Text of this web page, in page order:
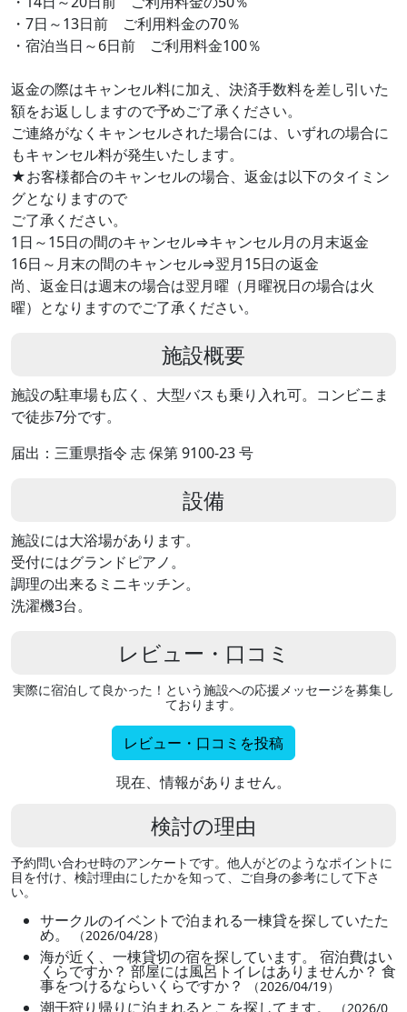
・7日～13日前 ご利用料金の70％
・宿泊当日～6日前 ご利用料金100％
返金の際はキャンセル料に加え、決済手数料を差し引いた
額をお返ししますので予めご了承ください。
ご連絡がなくキャンセルされた場合には、いずれの場合に
もキャンセル料が発生いたします。
★お客様都合のキャンセルの場合、返金は以下のタイミン
グとなりますので
ご了承ください。
1日～15日の間のキャンセル⇒キャンセル月の月末返金
16日～月末の間のキャンセル⇒翌月15日の返金
尚、返金日は週末の場合は翌月曜（月曜祝日の場合は火
曜）となりますのでご了承ください。
施設概要
施設の駐車場も広く、大型バスも乗り入れ可。コンビニま
で徒歩7分です。
届出：三重県指令 志 保第 9100-23 号
設備
施設には大浴場があります。
受付にはグランドピアノ。
調理の出来るミニキッチン。
洗濯機3台。
レビュー・口コミ
実際に宿泊して良かった！という施設への応援メッセージを募集し
ております。
レビュー・口コミを投稿
現在、情報がありません。
検討の理由
予約問い合わせ時のアンケートです。他人がどのようなポイントに
目を付け、検討理由にしたかを知って、ご自身の参考にして下さ
い。
サークルのイベントで泊まれる一棟貸を探していたた
め。 （2026/04/28）
海が近く、一棟貸切の宿を探しています。 宿泊費はい
くらですか？ 部屋には風呂トイレはありませんか？ 食
事をつけるならいくらですか？ （2026/04/19）
潮干狩り帰りに泊まれるとこを探してます。
（2026/0